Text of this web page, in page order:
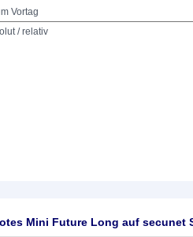
Vortag
/ relativ
Mini Future Long auf secunet